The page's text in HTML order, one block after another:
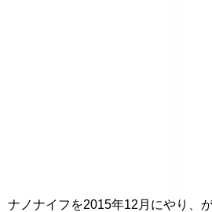
ナノナイフを2015年12月にやり、